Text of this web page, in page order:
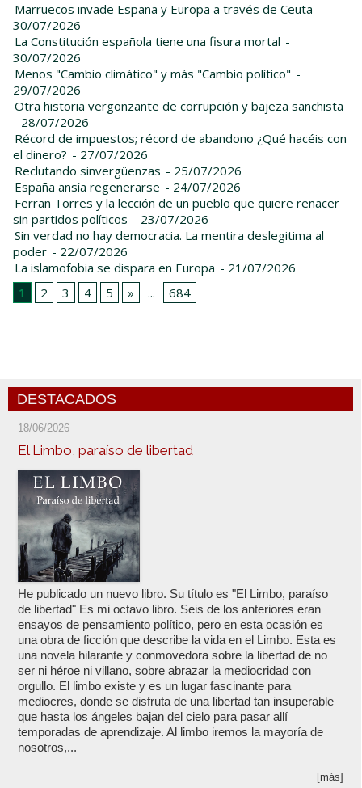
Marruecos invade España y Europa a través de Ceuta -
30/07/2026
La Constitución española tiene una fisura mortal -
30/07/2026
Menos "Cambio climático" y más "Cambio político" -
29/07/2026
Otra historia vergonzante de corrupción y bajeza sanchista
- 28/07/2026
Récord de impuestos; récord de abandono ¿Qué hacéis con
el dinero? - 27/07/2026
Reclutando sinvergüenzas - 25/07/2026
España ansía regenerarse - 24/07/2026
Ferran Torres y la lección de un pueblo que quiere renacer
sin partidos políticos - 23/07/2026
Sin verdad no hay democracia. La mentira deslegitima al
poder - 22/07/2026
La islamofobia se dispara en Europa - 21/07/2026
1
2 3 4 5 » ... 684
DESTACADOS
18/06/2026
El Limbo, paraíso de libertad
He publicado un nuevo libro. Su título es "El Limbo, paraíso
de libertad" Es mi octavo libro. Seis de los anteriores eran
ensayos de pensamiento político, pero en esta ocasión es
una obra de ficción que describe la vida en el Limbo. Esta es
una novela hilarante y conmovedora sobre la libertad de no
ser ni héroe ni villano, sobre abrazar la mediocridad con
orgullo. El limbo existe y es un lugar fascinante para
mediocres, donde se disfruta de una libertad tan insuperable
que hasta los ángeles bajan del cielo para pasar allí
temporadas de aprendizaje. Al limbo iremos la mayoría de
nosotros,...
[más]